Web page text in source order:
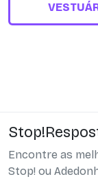
Encontre as
Stop! ou